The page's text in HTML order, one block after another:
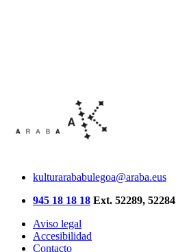
kulturarababulegoa@araba.eus
945 18 18 18 Ext. 52289, 52284
Aviso legal
Accesibilidad
Contacto